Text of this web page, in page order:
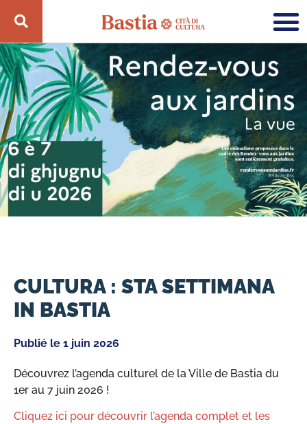
CULTURA : STA SETTIMANA
IN BASTIA
Publié le 1 juin 2026
Découvrez l’agenda culturel de la Ville de Bastia du
1er au 7 juin 2026 !
Cliquez ici pour découvrir l’agenda complet et les